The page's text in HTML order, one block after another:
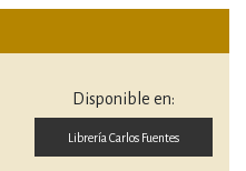
Disponible en:
Librería Carlos Fuentes